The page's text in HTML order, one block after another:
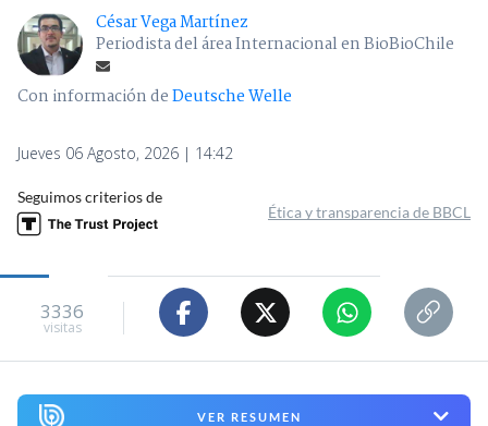
César Vega Martínez
Periodista del área Internacional en BioBioChile
Con información deDeutsche Welle
Jueves 06 Agosto, 2026 | 14:42
Seguimos criterios de
Ética y transparencia de BBCL
3336
visitas
VER RESUMEN